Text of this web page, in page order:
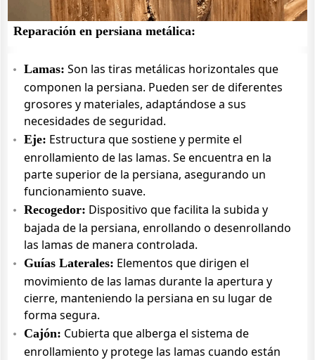
Reparación en persiana metálica:
Lamas: Son las tiras metálicas horizontales que
componen la persiana. Pueden ser de diferentes
grosores y materiales, adaptándose a sus
necesidades de seguridad.
Eje: Estructura que sostiene y permite el
enrollamiento de las lamas. Se encuentra en la
parte superior de la persiana, asegurando un
funcionamiento suave.
Recogedor: Dispositivo que facilita la subida y
bajada de la persiana, enrollando o desenrollando
las lamas de manera controlada.
Guías Laterales: Elementos que dirigen el
movimiento de las lamas durante la apertura y
cierre, manteniendo la persiana en su lugar de
forma segura.
Cajón: Cubierta que alberga el sistema de
enrollamiento y protege las lamas cuando están